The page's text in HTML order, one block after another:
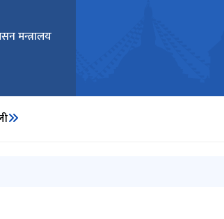
मन्त्रालय